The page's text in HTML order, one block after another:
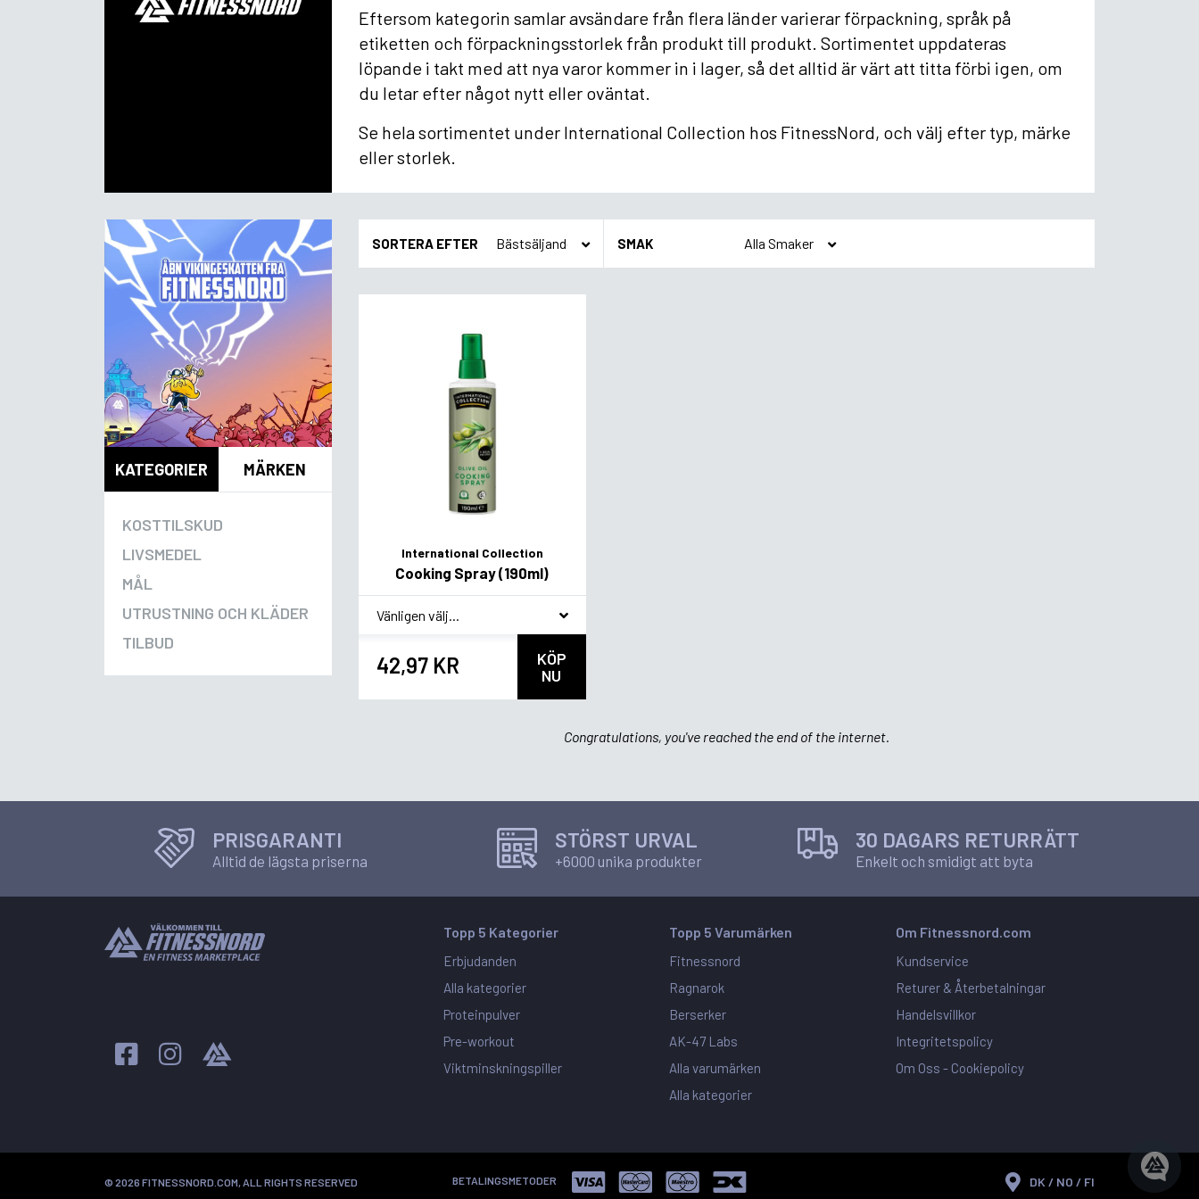
Eftersom kategorin samlar avsändare från flera länder varierar förpackning, språk på
etiketten och förpackningsstorlek från produkt till produkt. Sortimentet uppdateras
löpande i takt med att nya varor kommer in i lager, så det alltid är värt att titta förbi igen, om
du letar efter något nytt eller oväntat.
Se hela sortimentet under International Collection hos FitnessNord, och välj efter typ, märke
eller storlek.
KATEGORIER MÄRKEN
KOSTTILSKUD
LIVSMEDEL
MÅL
UTRUSTNING OCH KLÄDER
TILBUD
SORTERA EFTER SMAK
International Collection
Cooking Spray (190ml)
* Smagsvariant
42,97 KR
KÖP
NU
Congratulations, you've reached the end of the internet.
PRISGARANTI
Alltid de lägsta priserna
STÖRST URVAL
+6000 unika produkter
30 DAGARS RETURRÄTT
Enkelt och smidigt att byta
Topp 5 Kategorier
Erbjudanden
Alla kategorier
Proteinpulver
Pre-workout
Viktminskningspiller
Topp 5 Varumärken
Fitnessnord
Ragnarok
Berserker
AK-47 Labs
Alla varumärken
Alla kategorier
Om Fitnessnord.com
Kundservice
Returer & Återbetalningar
Handelsvillkor
Integritetspolicy
Om Oss - Cookiepolicy
© 2026 FITNESSNORD.COM, ALL RIGHTS RESERVED BETALINGSMETODER DK / NO / FI